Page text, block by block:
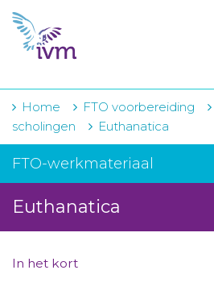
VMI
FTO voorbereiding
IVM-academie
Zorginstellingen
Voorschrijfgedrag
Projecten
Home FTO voorbereiding
scholingen
Euthanatica
FTO-werkmateriaal
Euthanatica
In het kort